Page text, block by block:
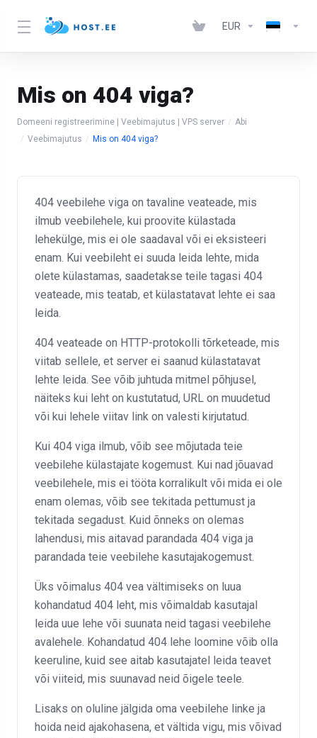
EUR
Mis on 404 viga?
Domeeni registreerimine | Veebimajutus | VPS server
Abi
Veebimajutus
Mis on 404 viga?
404 veebilehe viga on tavaline veateade, mis
ilmub veebilehele, kui proovite külastada
lehekülge, mis ei ole saadaval või ei eksisteeri
enam. Kui veebileht ei suuda leida lehte, mida
olete külastamas, saadetakse teile tagasi 404
veateade, mis teatab, et külastatavat lehte ei saa
leida.
404 veateade on HTTP-protokolli tõrketeade, mis
viitab sellele, et server ei saanud külastatavat
lehte leida. See võib juhtuda mitmel põhjusel,
näiteks kui leht on kustutatud, URL on muudetud
või kui lehele viitav link on valesti kirjutatud.
Kui 404 viga ilmub, võib see mõjutada teie
veebilehe külastajate kogemust. Kui nad jõuavad
veebilehele, mis ei tööta korralikult või mida ei ole
enam olemas, võib see tekitada pettumust ja
tekitada segadust. Kuid õnneks on olemas
lahendusi, mis aitavad parandada 404 viga ja
parandada teie veebilehe kasutajakogemust.
Üks võimalus 404 vea vältimiseks on luua
kohandatud 404 leht, mis võimaldab kasutajal
leida uue lehe või suunata neid tagasi veebilehe
avalehele. Kohandatud 404 lehe loomine võib olla
keeruline, kuid see aitab kasutajatel leida teavet
või viiteid, mis suunavad neid õigele teele.
Lisaks on oluline jälgida oma veebilehe linke ja
hoida neid ajakohasena, et vältida vigu, mis võivad